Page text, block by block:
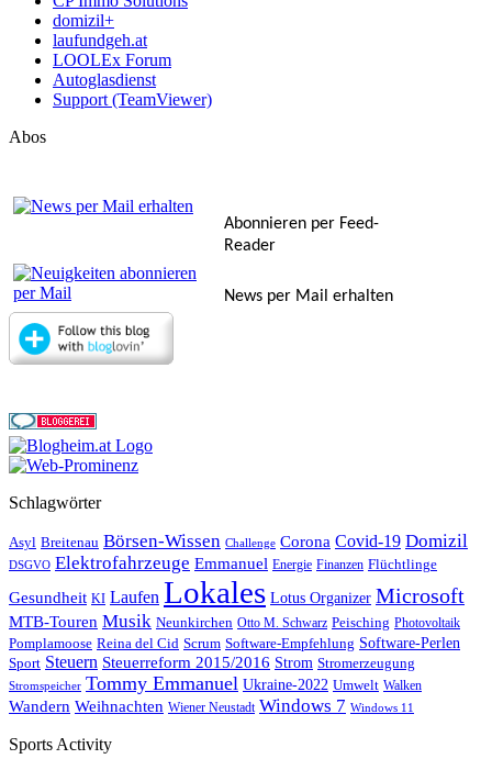
domizil+
laufundgeh.at
LOOLEx Forum
Autoglasdienst
Support (TeamViewer)
Abos
Abonnieren per Feed-
Reader
News per Mail erhalten
Schlagwörter
Asyl Breitenau Börsen-Wissen Challenge Corona Covid-19 Domizil
DSGVO Elektrofahrzeuge Emmanuel Energie Finanzen Flüchtlinge
Gesundheit KI Laufen Lokales Lotus Organizer Microsoft
MTB-Touren Musik Neunkirchen Otto M. Schwarz Peisching Photovoltaik
Pomplamoose Reina del Cid Scrum Software-Empfehlung Software-Perlen
Sport Steuern Steuerreform 2015/2016 Strom Stromerzeugung
Stromspeicher Tommy Emmanuel Ukraine-2022 Umwelt Walken
Wandern Weihnachten Wiener Neustadt Windows 7 Windows 11
Sports Activity